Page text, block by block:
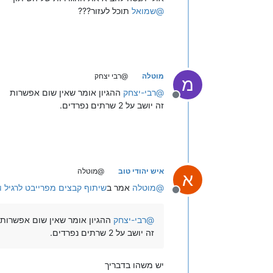
@שמואל תוכל לעזור???
מ
מנותק
מוטלה @רבי יצחק
@רבי-יצחק ההגיון אומר שאין שום אפשרות
זה יושב על 2 שרתים נפרדים.
א
מנותק
איש יהודי טוב @מוטלה
@מוטלה אמר בשיתוף קבצים מפרייבט לרגיל
@רבי-יצחק ההגיון אומר שאין שום אפשרות
זה יושב על 2 שרתים נפרדים.
יש משהו בדבריך